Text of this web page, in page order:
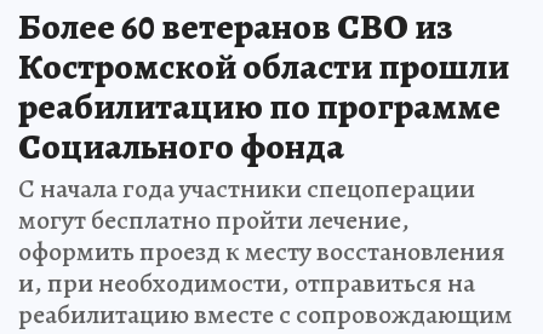
Более 60 ветеранов СВО из
Костромской области прошли
реабилитацию по программе
Социального фонда
С начала года участники спецоперации
могут бесплатно пройти лечение,
оформить проезд к месту восстановления
и, при необходимости, отправиться на
реабилитацию вместе с сопровождающим